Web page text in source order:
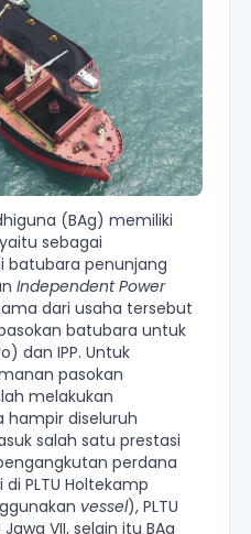
(BAg) memiliki
sebagai
batubara penunjang
Independent Power
dari usaha tersebut
batubara untuk
dan IPP. Untuk
pasokan
melakukan
diseluruh
salah satu prestasi
perdana
PLTU Holtekamp
vessel), PLTU
VII, selain itu BAg